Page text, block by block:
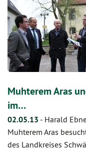
Muhterem Aras
im…
02.05.13 - Harald
Muhterem Aras
des Landkreises